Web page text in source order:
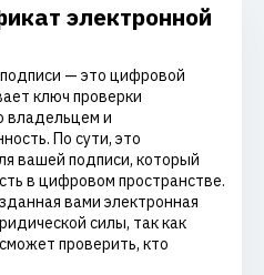
электронной
— это цифровой
ключ проверки
владельцем и
По сути, это
вашей подписи, который
в цифровом пространстве.
вами электронная
силы, так как
проверить, кто